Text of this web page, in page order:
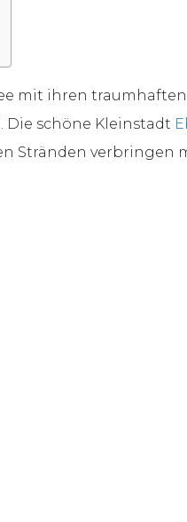
mit ihren
Die schöne Kleinstadt
Stränden verbringen